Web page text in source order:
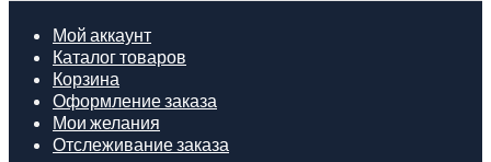
Мой аккаунт
Каталог товаров
Корзина
Оформление заказа
Мои желания
Отслеживание заказа